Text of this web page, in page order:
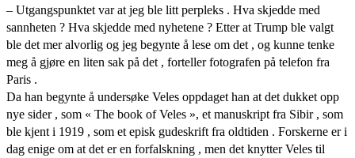
– Utgangspunktet var at jeg ble litt perpleks . Hva skjedde med
sannheten ? Hva skjedde med nyhetene ? Etter at Trump ble valgt
ble det mer alvorlig og jeg begynte å lese om det , og kunne tenke
meg å gjøre en liten sak på det , forteller fotografen på telefon fra
Paris .
Da han begynte å undersøke Veles oppdaget han at det dukket opp
nye sider , som « The book of Veles », et manuskript fra Sibir , som
ble kjent i 1919 , som et episk gudeskrift fra oldtiden . Forskerne er i
dag enige om at det er en forfalskning , men det knytter Veles til